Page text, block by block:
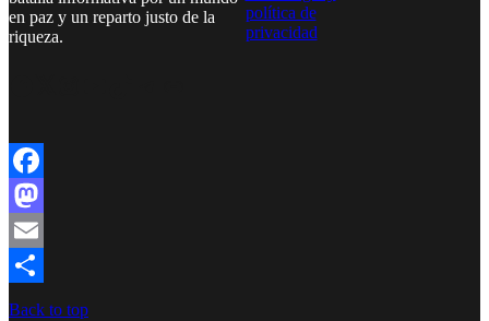
en paz y un reparto justo de la
riqueza.
política de
privacidad
Facebook
Mastodon
Email
Compartir
Back to top